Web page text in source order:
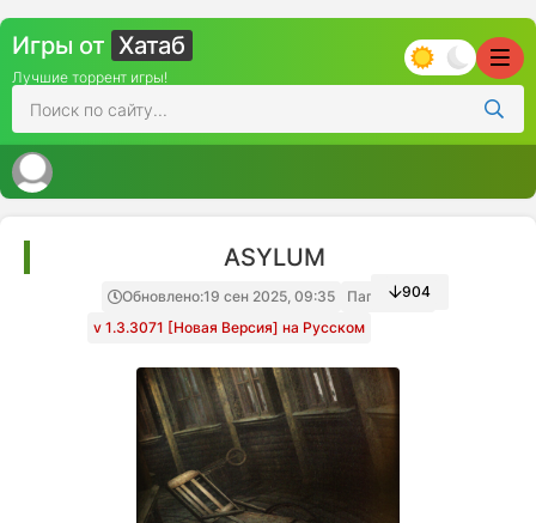
Игры от Хатаб
Лучшие торрент игры!
ASYLUM
Обновлено:19 сен 2025, 09:35
Папка игры
v 1.3.3071 [Новая Версия] на Русском
904